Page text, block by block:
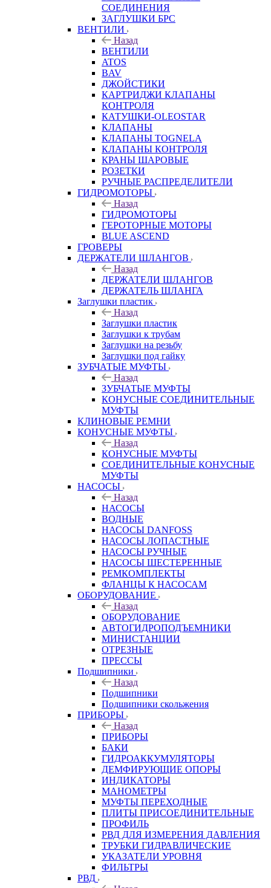
СОЕДИНЕНИЯ
ЗАГЛУШКИ БРС
ВЕНТИЛИ
Назад
ВЕНТИЛИ
ATOS
BAV
ДЖОЙСТИКИ
КАРТРИДЖИ КЛАПАНЫ
КОНТРОЛЯ
КАТУШКИ-OLEOSTAR
КЛАПАНЫ
КЛАПАНЫ TOGNELA
КЛАПАНЫ КОНТРОЛЯ
КРАНЫ ШАРОВЫЕ
РОЗЕТКИ
РУЧНЫЕ РАСПРЕДЕЛИТЕЛИ
ГИДРОМОТОРЫ
Назад
ГИДРОМОТОРЫ
ГЕРОТОРНЫЕ МОТОРЫ
BLUE ASCEND
ГРОВЕРЫ
ДЕРЖАТЕЛИ ШЛАНГОВ
Назад
ДЕРЖАТЕЛИ ШЛАНГОВ
ДЕРЖАТЕЛЬ ШЛАНГА
Заглушки пластик
Назад
Заглушки пластик
Заглушки к трубам
Заглушки на резьбу
Заглушки под гайку
ЗУБЧАТЫЕ МУФТЫ
Назад
ЗУБЧАТЫЕ МУФТЫ
КОНУСНЫЕ СОЕДИНИТЕЛЬНЫЕ
МУФТЫ
КЛИНОВЫЕ РЕМНИ
КОНУСНЫЕ МУФТЫ
Назад
КОНУСНЫЕ МУФТЫ
СОЕДИНИТЕЛЬНЫЕ КОНУСНЫЕ
МУФТЫ
НАСОСЫ
Назад
НАСОСЫ
ВОДНЫЕ
НАСОСЫ DANFOSS
НАСОСЫ ЛОПАСТНЫЕ
НАСОСЫ РУЧНЫЕ
НАСОСЫ ШЕСТЕРЕННЫЕ
РЕМКОМПЛЕКТЫ
ФЛАНЦЫ К НАСОСАМ
ОБОРУДОВАНИЕ
Назад
ОБОРУДОВАНИЕ
АВТОГИДРОПОДЪЕМНИКИ
МИНИСТАНЦИИ
ОТРЕЗНЫЕ
ПРЕССЫ
Подшипники
Назад
Подшипники
Подшипники скольжения
ПРИБОРЫ
Назад
ПРИБОРЫ
БАКИ
ГИДРОАККУМУЛЯТОРЫ
ДЕМФИРУЮЩИЕ ОПОРЫ
ИНДИКАТОРЫ
МАНОМЕТРЫ
МУФТЫ ПЕРЕХОДНЫЕ
ПЛИТЫ ПРИСОЕДИНИТЕЛЬНЫЕ
ПРОФИЛЬ
РВД ДЛЯ ИЗМЕРЕНИЯ ДАВЛЕНИЯ
ТРУБКИ ГИДРАВЛИЧЕСКИЕ
УКАЗАТЕЛИ УРОВНЯ
ФИЛЬТРЫ
РВД